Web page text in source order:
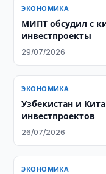
ЭКОНОМИКА
МИПТ обсудил с
инвестпроекты
29/07/2026
ЭКОНОМИКА
Узбекистан и
инвестпроектов
26/07/2026
ЭКОНОМИКА